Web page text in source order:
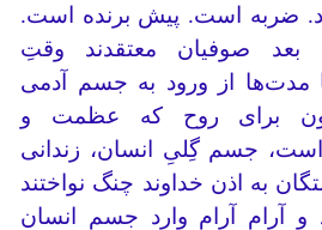
ضربه است. پیش برنده است.
بعد صوفیان معتقدند وقتِ
مدت‌ها از ورود به جسم آدمی
چون برای روح که عظمت و
جسم گِلیِ انسان، زندانی
به اذن خداوند چنگ نواختند
و آرام آرام وارد جسم انسان